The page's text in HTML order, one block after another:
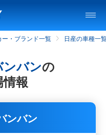
ー・ブランド一覧 日産の車種一
ンバンの
情報
ンバン